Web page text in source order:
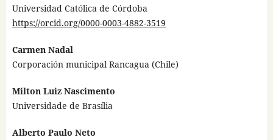
Universidad Católica de Córdoba
https://orcid.org/0000-0003-4882-3519
Carmen Nadal
Corporación municipal Rancagua (Chile)
Milton Luiz Nascimento
Universidade de Brasília
Alberto Paulo Neto